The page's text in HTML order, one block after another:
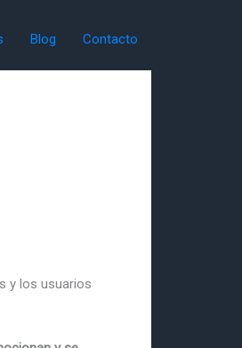
Blog Contacto
y los usuarios